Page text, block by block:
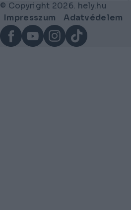
© Copyright 2026. hely.hu
Lábléc
menü
Impresszum Adatvédelem
FacebookYouTubeInstagram